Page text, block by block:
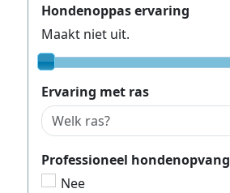
Hondenoppas ervaring
Maakt niet uit.
Ervaring met ras
Professioneel hondenopvang
Nee